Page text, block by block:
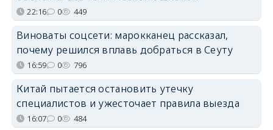
22:16 0 449
Виноваты соцсети: марокканец рассказал,
почему решился вплавь добраться в Сеуту
16:59 0 796
Китай пытается остановить утечку
специалистов и ужесточает правила выезда
16:07 0 484